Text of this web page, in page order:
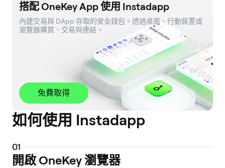
搭配 OneKey App 使用 Instadapp
內建交易與 DApp 存取的安全錢包。透過桌面、行動裝置或
瀏覽器購買、交易與連結。
免費取得
如何使用 Instadapp
01
開啟 OneKey 瀏覽器